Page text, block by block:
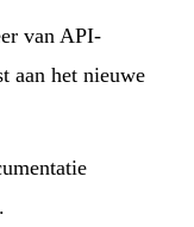
van API-
aan het nieuwe